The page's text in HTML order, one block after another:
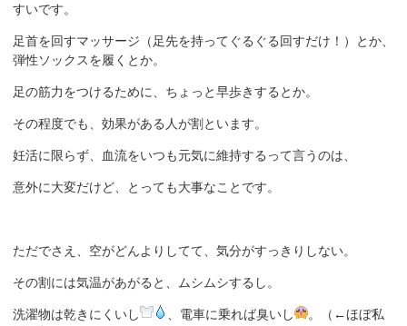
すいです。
足首を回すマッサージ（足先を持ってぐるぐる回すだけ！）とか、
弾性ソックスを履くとか。
足の筋力をつけるために、ちょっと早歩きするとか。
その程度でも、効果がある人が割といます。
妊活に限らず、血流をいつも元気に維持するって言うのは、
意外に大変だけど、とっても大事なことです。
ただでさえ、空がどんよりしてて、気分がすっきりしない。
その割には気温があがると、ムシムシするし。
洗濯物は乾きにくいし 、電車に乗れば臭いし
。（←ほぼ私